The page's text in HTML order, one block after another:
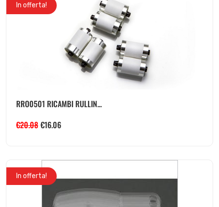
In offerta!
RRO0501 RICAMBI RULLIN...
€20.08 €16.06
In offerta!